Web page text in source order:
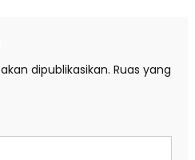
dipublikasikan. Ruas yang